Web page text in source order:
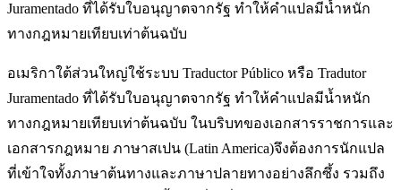
Juramentado ที่ได้รับใบอนุญาตจากรัฐ ทำให้คำแปลมีน้ำหนัก
ทางกฎหมายเทียบเท่าต้นฉบับ
อเมริกาใต้ส่วนใหญ่ใช้ระบบ Traductor Público หรือ Tradutor
Juramentado ที่ได้รับใบอนุญาตจากรัฐ ทำให้คำแปลมีน้ำหนัก
ทางกฎหมายเทียบเท่าต้นฉบับ ในบริบทของเอกสารราชการและ
เอกสารกฎหมาย ภาษาสเปน (Latin America)จึงต้องการนักแปล
ที่เข้าใจทั้งภาษาต้นทางและภาษาปลายทางอย่างลึกซึ้ง รวมถึง